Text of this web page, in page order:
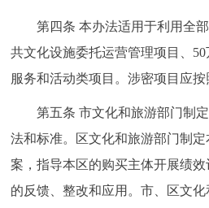
第四条 本办法适用于利用全部
共文化设施委托运营管理项目、
服务和活动类项目。涉密项目应按
第五条 市文化和旅游部门制定
法和标准。区文化和旅游部门制
案，指导本区的购买主体开展绩
的反馈、整改和应用。市、区文化